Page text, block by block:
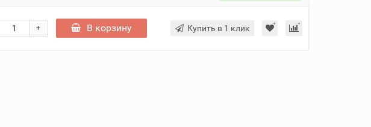
+ В корзину Купить в 1 клик